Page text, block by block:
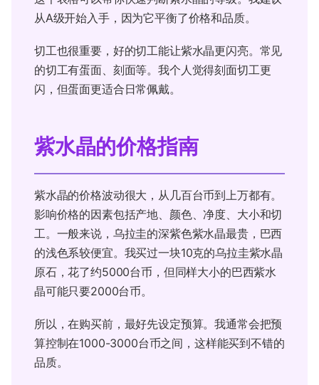
从A级开始入手，因为它平衡了价格和品质。
切工也很重要，好的切工能让紫水晶更闪亮。常见
的切工有蛋面、刻面等。我个人觉得刻面切工更
闪，但蛋面更适合日常佩戴。
紫水晶的价格指南
紫水晶的价格波动很大，从几百台币到上万都有。
影响价格的因素包括产地、颜色、净度、大小和切
工。一般来说，乌拉圭的深紫色紫水晶最贵，巴西
的浅色系较便宜。我买过一块10克的乌拉圭紫水晶
原石，花了约5000台币，但同样大小的巴西紫水
晶可能只要2000台币。
所以，在购买前，最好先设定预算。我通常会把预
算控制在1000-3000台币之间，这样能买到不错的
品质。